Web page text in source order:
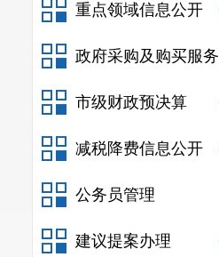
重点领域信息公开
政府采购及购买服务
市级财政预决算
减税降费信息公开
公务员管理
建议提案办理